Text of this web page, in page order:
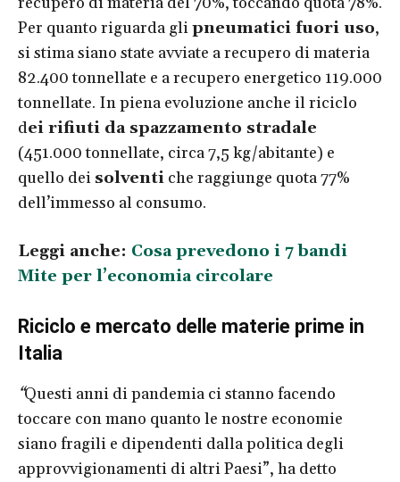
Per quanto riguarda glipneumatici fuori uso,
si stima siano state avviate a recupero di materia
82.400 tonnellate e a recupero energetico 119.000
tonnellate. In piena evoluzione anche il riciclo
dei rifiuti da spazzamento stradale
(451.000 tonnellate, circa 7,5 kg/abitante) e
quello dei solventi che raggiunge quota 77%
dell’immesso al consumo.
Leggi anche: Cosa prevedono i 7 bandi
Mite per l’economia circolare
Riciclo e mercato delle materie prime in
Italia
“Questi anni di pandemia ci stanno facendo
toccare con mano quanto le nostre economie
siano fragili e dipendenti dalla politica degli
approvvigionamenti di altri Paesi”, ha detto